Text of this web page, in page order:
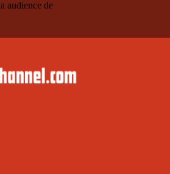
audience de